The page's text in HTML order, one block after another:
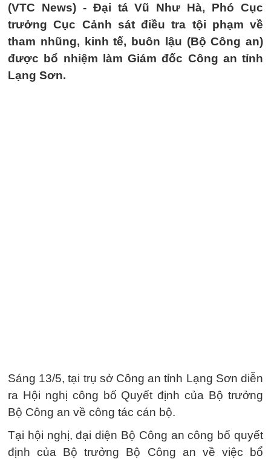
(VTC News) - Đại tá Vũ Như Hà, Phó Cục
trưởng Cục Cảnh sát điều tra tội phạm về
tham nhũng, kinh tế, buôn lậu (Bộ Công an)
được bổ nhiệm làm Giám đốc Công an tỉnh
Lạng Sơn.
Sáng 13/5, tại trụ sở Công an tỉnh Lạng Sơn diễn
ra Hội nghị công bố Quyết định của Bộ trưởng
Bộ Công an về công tác cán bộ.
Tại hội nghị, đại diện Bộ Công an công bố quyết
định của Bộ trưởng Bộ Công an về việc bổ